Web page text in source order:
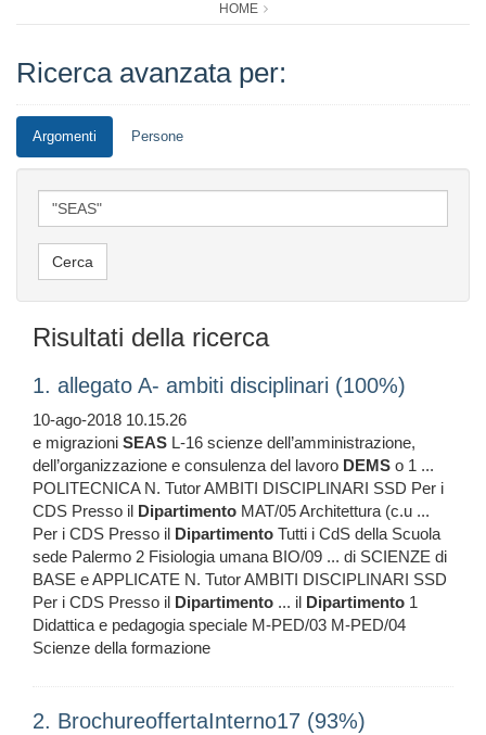
HOME
Ricerca avanzata per:
Argomenti Persone
Risultati della ricerca
1. allegato A- ambiti disciplinari (100%)
10-ago-2018 10.15.26
e migrazioni SEAS L-16 scienze dell’amministrazione,
dell’organizzazione e consulenza del lavoro DEMS o 1 ...
POLITECNICA N. Tutor AMBITI DISCIPLINARI SSD Per i
CDS Presso il Dipartimento MAT/05 Architettura (c.u ...
Per i CDS Presso il Dipartimento Tutti i CdS della Scuola
sede Palermo 2 Fisiologia umana BIO/09 ... di SCIENZE di
BASE e APPLICATE N. Tutor AMBITI DISCIPLINARI SSD
Per i CDS Presso il Dipartimento ... il Dipartimento 1
Didattica e pedagogia speciale M-PED/03 M-PED/04
Scienze della formazione
2. BrochureoffertaInterno17 (93%)